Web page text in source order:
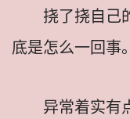
挠了挠自己
底是怎么一回事。
异常着实有